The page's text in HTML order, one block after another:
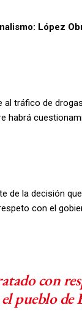
López
al tráfico de
habrá
de la decisión
con el
con
pueblo de